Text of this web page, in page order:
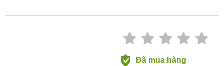
Đã mua hàng